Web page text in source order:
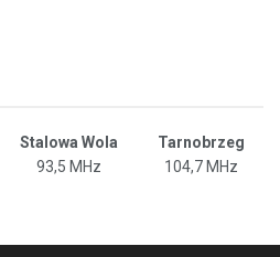
Stalowa Wola
Tarnobrzeg
93,5 MHz 104,7 MHz